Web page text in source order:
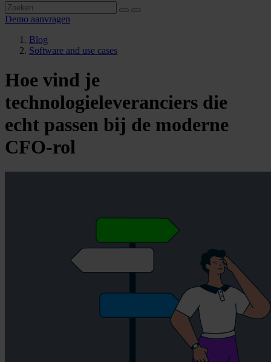
Demo aanvragen
Blog
Software and use cases
Hoe vind je
technologieleveranciers die
echt passen bij de moderne
CFO-rol